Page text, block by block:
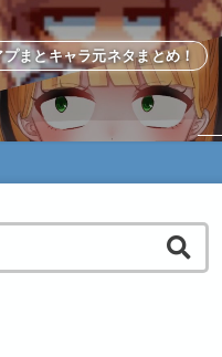
プまとキャラ元ネタまとめ！
are available use up